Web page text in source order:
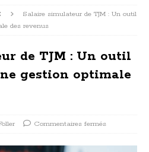
Salaire simulateur de TJM : Un outil
des revenus
de TJM : Un outil
gestion optimale
Commentaires fermés